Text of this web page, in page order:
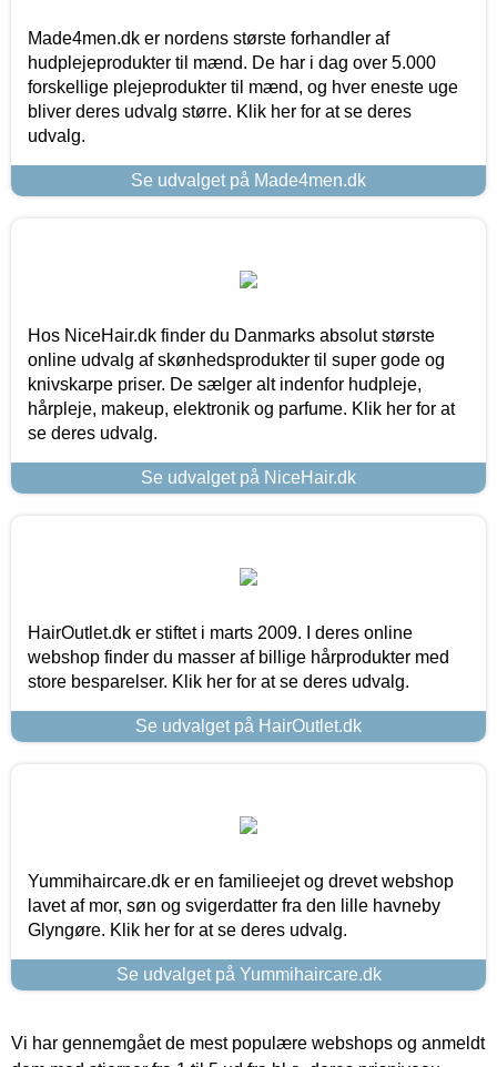
Made4men.dk er nordens største forhandler af
hudplejeprodukter til mænd. De har i dag over 5.000
forskellige plejeprodukter til mænd, og hver eneste uge
bliver deres udvalg større. Klik her for at se deres
udvalg.
Se udvalget på Made4men.dk
Hos NiceHair.dk finder du Danmarks absolut største
online udvalg af skønhedsprodukter til super gode og
knivskarpe priser. De sælger alt indenfor hudpleje,
hårpleje, makeup, elektronik og parfume. Klik her for at
se deres udvalg.
Se udvalget på NiceHair.dk
HairOutlet.dk er stiftet i marts 2009. I deres online
webshop finder du masser af billige hårprodukter med
store besparelser. Klik her for at se deres udvalg.
Se udvalget på HairOutlet.dk
Yummihaircare.dk er en familieejet og drevet webshop
lavet af mor, søn og svigerdatter fra den lille havneby
Glyngøre. Klik her for at se deres udvalg.
Se udvalget på Yummihaircare.dk
Vi har gennemgået de mest populære webshops og anmeldt